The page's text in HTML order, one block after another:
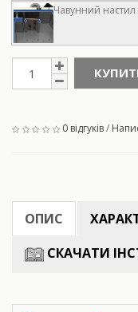
Чавунний настил
0 відгуків/
ОПИС
СКАЧАТИ